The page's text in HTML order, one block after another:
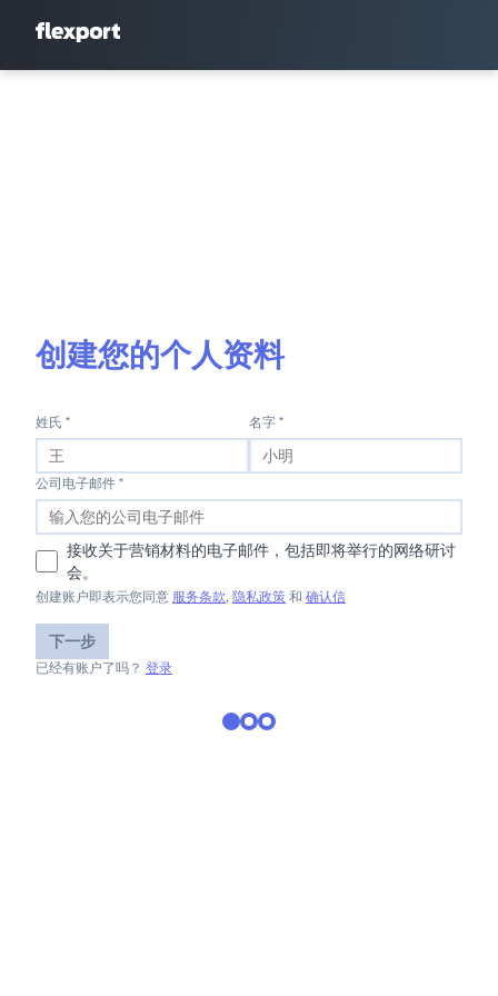
创建您的个人资料
姓氏 * 名字 *
公司电子邮件 *
接收关于营销材料的电子邮件，包括即将举行的网络研讨
会。
创建账户即表示您同意 服务条款, 隐私政策 和 确认信
下一步
已经有账户了吗？ 登录